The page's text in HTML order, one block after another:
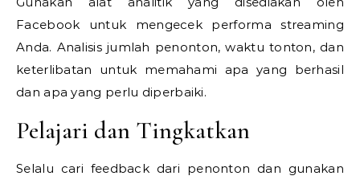
Facebook untuk mengecek performa streaming
Anda. Analisis jumlah penonton, waktu tonton, dan
keterlibatan untuk memahami apa yang berhasil
dan apa yang perlu diperbaiki.
Pelajari dan Tingkatkan
Selalu cari feedback dari penonton dan gunakan